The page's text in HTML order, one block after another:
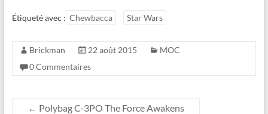
Étiqueté avec : Chewbacca Star Wars
Brickman 22 août 2015
MOC
0 Commentaires
← Polybag C-3PO The Force Awakens